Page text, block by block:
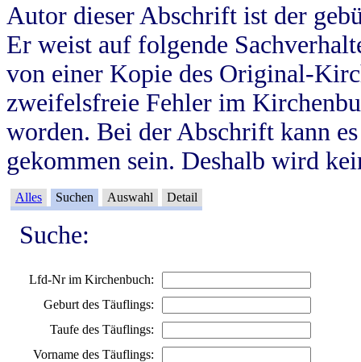
Autor dieser Abschrift ist der
Er weist auf folgende
von einer Kopie des Original-
zweifelsfreie Fehler im
worden. Bei der Abschrift kann
gekommen sein. Deshalb wird
Alles Suchen Auswahl Detail
Suche:
Lfd-Nr im Kirchenbuch:
Geburt des Täuflings:
Taufe des Täuflings:
Vorname des Täuflings: